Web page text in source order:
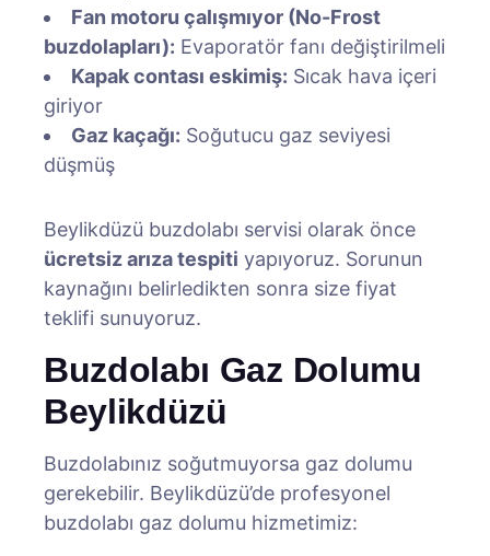
Fan motoru çalışmıyor (No-Frost
buzdolapları): Evaporatör fanı değiştirilmeli
Kapak contası eskimiş: Sıcak hava içeri
giriyor
Gaz kaçağı: Soğutucu gaz seviyesi
düşmüş
Beylikdüzü buzdolabı servisi olarak önce
ücretsiz arıza tespiti yapıyoruz. Sorunun
kaynağını belirledikten sonra size fiyat
teklifi sunuyoruz.
Buzdolabı Gaz Dolumu
Beylikdüzü
Buzdolabınız soğutmuyorsa gaz dolumu
gerekebilir. Beylikdüzü’de profesyonel
buzdolabı gaz dolumu hizmetimiz: